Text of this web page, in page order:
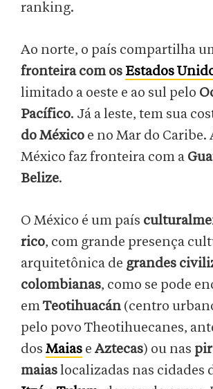
ranking.
Ao norte, o país compartilha
fronteira com os Estados
limitado a oeste e ao sul pelo
Pacífico. Já a leste, tem sua
do México e no Mar do Caribe.
México faz fronteira com a
Belize.
O México é um país
rico, com grande presença
arquitetônica de grandes
colombianas, como se pode
emTeotihuacán (centro
pelo povo Theotihuecanes,
dos Maias e Aztecas) ou nas
maiaslocalizadas nas cidades